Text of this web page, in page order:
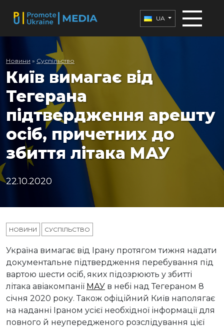
UA
Новини » Суспільство
Київ вимагає від
Тегерана
підтвердження арешту
осіб, причетних до
збиття літака МАУ
22.10.2020
НОВИНИ СУСПІЛЬСТВО
Україна вимагає від Ірану протягом тижня надати
документальне підтвердження перебування під
вартою шести осіб, яких підозрюють у збитті
літака авіакомпанії МАУ в небі над Тегераном 8
січня 2020 року. Також офіційний Київ наполягає
на наданні Іраном усієї необхідної інформації для
повного й неупередженого розслідування цієї